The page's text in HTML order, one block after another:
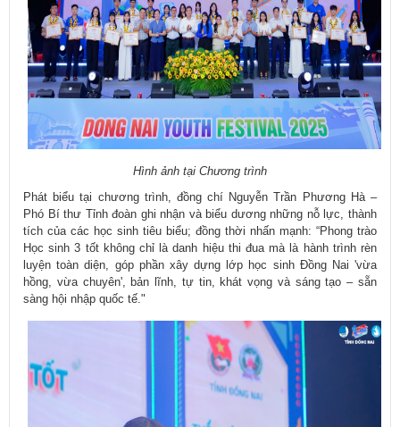
Hình ảnh tại Chương trình
Phát biểu tại chương trình, đồng chí Nguyễn Trần Phương Hà –
Phó Bí thư Tỉnh đoàn ghi nhận và biểu dương những nỗ lực, thành
tích của các học sinh tiêu biểu; đồng thời nhấn mạnh: “Phong trào
Học sinh 3 tốt không chỉ là danh hiệu thi đua mà là hành trình rèn
luyện toàn diện, góp phần xây dựng lớp học sinh Đồng Nai 'vừa
hồng, vừa chuyên', bản lĩnh, tự tin, khát vọng và sáng tạo – sẵn
sàng hội nhập quốc tế."